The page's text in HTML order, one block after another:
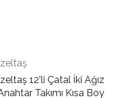
12'li Çatal İki Ağız
Takımı Kısa Boy